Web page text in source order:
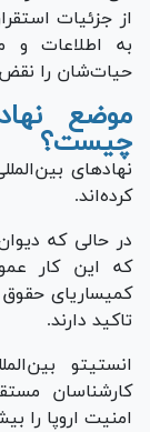
از جزئیات
به اطلاعات و
حیات‌شان را
موضع
چیست؟
نهاد‌های
کرده‌اند.
که این کار
تاکید دارند.
کارشناسان
امنیت اروپا را